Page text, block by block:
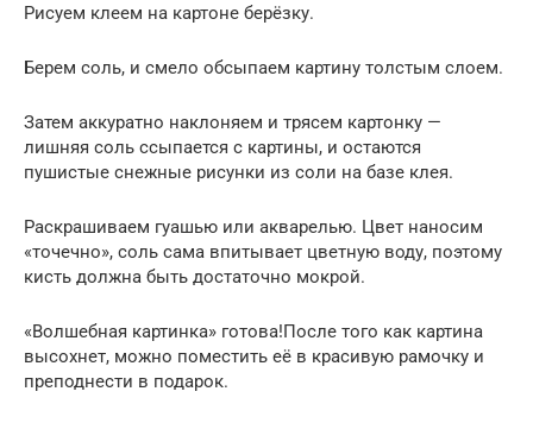
Рисуем клеем на картоне берёзку.
Берем соль, и смело обсыпаем картину толстым слоем.
Затем аккуратно наклоняем и трясем картонку —
лишняя соль ссыпается с картины, и остаются
пушистые снежные рисунки из соли на базе клея.
Раскрашиваем гуашью или акварелью. Цвет наносим
«точечно», соль сама впитывает цветную воду, поэтому
кисть должна быть достаточно мокрой.
«Волшебная картинка» готова!После того как картина
высохнет, можно поместить её в красивую рамочку и
преподнести в подарок.